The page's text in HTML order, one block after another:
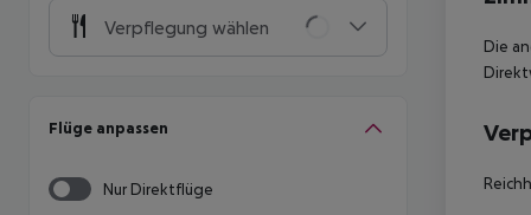
Verpflegung wählen
Flüge anpassen
Nur Direktflüge
Die